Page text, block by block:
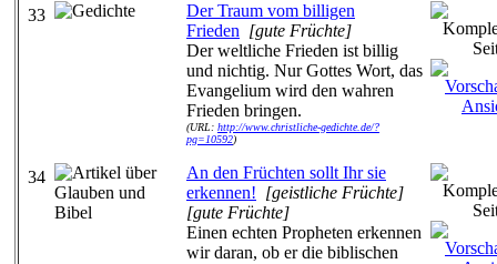
33
Der Traum vom billigen
Frieden [gute Früchte]
Der weltliche Frieden ist billig
und nichtig. Nur Gottes Wort, das
Evangelium wird den wahren
Frieden bringen.
(URL: http://www.christliche-gedichte.de/?
pg=10592)
34
An den Früchten sollt Ihr sie
erkennen! [geistliche Früchte]
[gute Früchte]
Einen echten Propheten erkennen
wir daran, ob er die biblischen